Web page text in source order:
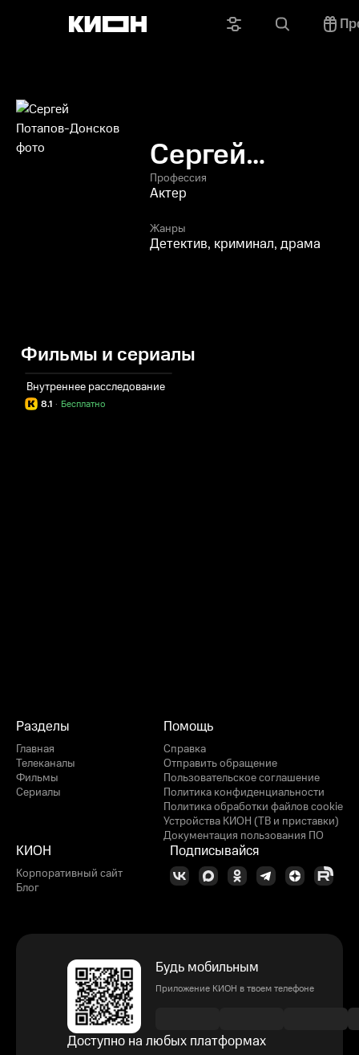
Сергей
Потапов-
Донсков
Профессия
Актер
Жанры
Детектив, криминал, драма
Фильмы и сериалы
Внутреннее расследование
8.1 Бесплатно
·
Разделы
Главная
Телеканалы
Фильмы
Сериалы
Помощь
Справка
Отправить обращение
Пользовательское соглашение
Политика конфиденциальности
Политика обработки файлов cookie
Устройства КИОН (ТВ и приставки)
Документация пользования ПО
КИОН
Корпоративный сайт
Блог
Подписывайся
Будь мобильным
Приложение КИОН в твоем телефоне
Доступно на любых платформах